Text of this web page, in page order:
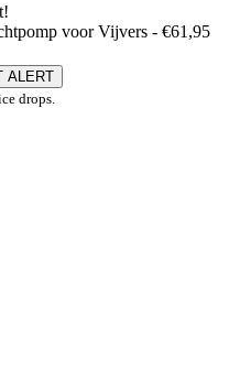
voor Vijvers - €61,95
ALERT
drops.